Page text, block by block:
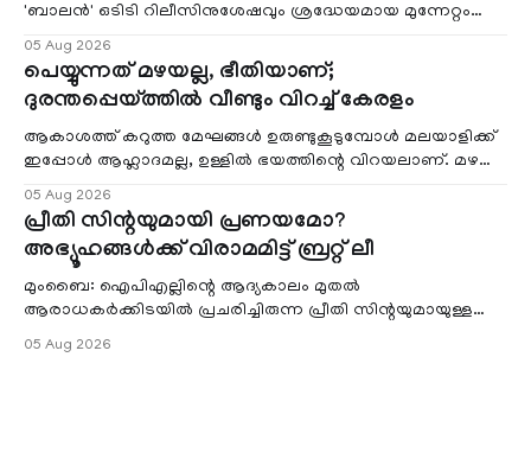
'ബാലൻ' ഒടിടി റിലീസിനുശേഷവും ശ്രദ്ധേയമായ മുന്നേറ്റം
05 Aug 2026
പെയ്യുന്നത് മഴയല്ല, ഭീതിയാണ്;
ദുരന്തപ്പെയ്ത്തിൽ വീണ്ടും വിറച്ച് കേരളം
ആകാശത്ത് കറുത്ത മേഘങ്ങൾ ഉരുണ്ടുകൂടുമ്പോൾ മലയാളിക്ക്
ഇപ്പോൾ ആഹ്ലാദമല്ല, ഉള്ളിൽ ഭയത്തിന്റെ വിറയലാണ്. മഴ
05 Aug 2026
പ്രീതി സിന്റയുമായി പ്രണയമോ?
അഭ്യൂഹങ്ങൾക്ക് വിരാമമിട്ട് ബ്രറ്റ് ലീ
മുംബൈ: ഐപിഎല്ലിന്റെ ആദ്യകാലം മുതൽ
ആരാധകർക്കിടയിൽ പ്രചരിച്ചിരുന്ന പ്രീതി സിന്റയുമായുള്ള
05 Aug 2026